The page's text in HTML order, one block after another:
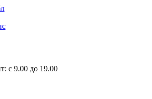
с 9.00 до 19.00